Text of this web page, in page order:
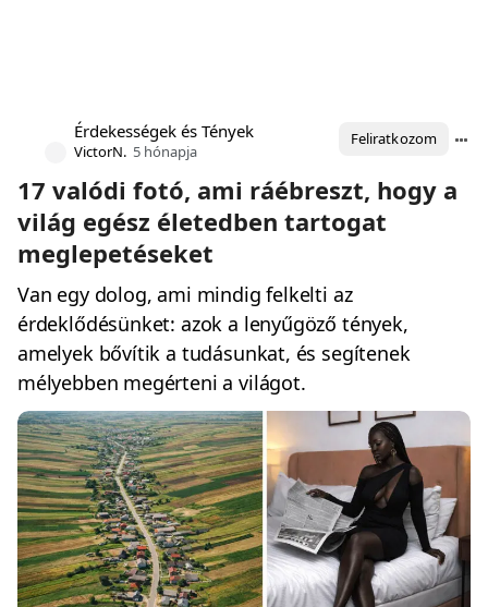
Érdekességek és Tények
VictorN. 5 hónapja
Feliratkozom
17 valódi fotó, ami ráébreszt, hogy a
világ egész életedben tartogat
meglepetéseket
Van egy dolog, ami mindig felkelti az
érdeklődésünket: azok a lenyűgöző tények,
amelyek bővítik a tudásunkat, és segítenek
mélyebben megérteni a világot.